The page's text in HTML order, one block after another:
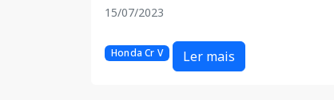
15/07/2023
Honda Cr V Ler mais